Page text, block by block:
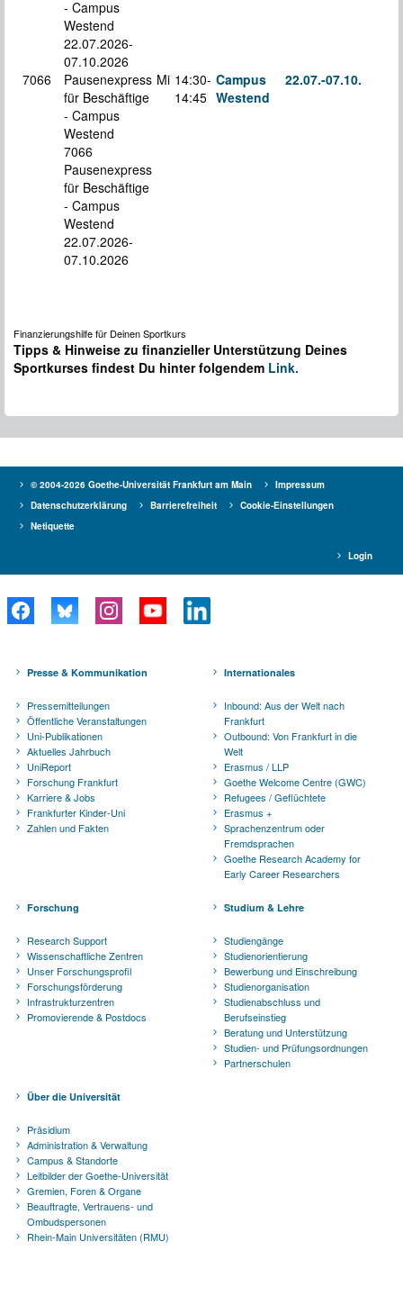
- Campus
Westend
22.07.2026-
07.10.2026
7066
Pausenexpress
für Beschäftige
- Campus
Westend
7066
Pausenexpress
für Beschäftige
- Campus
Westend
22.07.2026-
07.10.2026
Mi 14:30-
14:45
Campus
Westend
22.07.-07.10.
Finanzierungshilfe für Deinen Sportkurs
Tipps & Hinweise zu finanzieller Unterstützung Deines
Sportkurses findest Du hinter folgendem Link.
© 2004-2026 Goethe-Universität Frankfurt am Main
Impressum
Datenschutzerklärung
Barrierefreiheit
Cookie-Einstellungen
Netiquette
Login
Presse & Kommunikation
Pressemitteilungen
Öffentliche Veranstaltungen
Uni-Publikationen
Aktuelles Jahrbuch
UniReport
Forschung Frankfurt
Karriere & Jobs
Frankfurter Kinder-Uni
Zahlen und Fakten
Internationales
Inbound: Aus der Welt nach
Frankfurt
Outbound: Von Frankfurt in die
Welt
Erasmus / LLP
Goethe Welcome Centre (GWC)
Refugees / Geflüchtete
Erasmus +
Sprachenzentrum oder
Fremdsprachen
Goethe Research Academy for
Early Career Researchers
Forschung
Research Support
Wissenschaftliche Zentren
Unser Forschungsprofil
Forschungsförderung
Infrastrukturzentren
Promovierende & Postdocs
Studium & Lehre
Studiengänge
Studienorientierung
Bewerbung und Einschreibung
Studienorganisation
Studienabschluss und
Berufseinstieg
Beratung und Unterstützung
Studien- und Prüfungsordnungen
Partnerschulen
Über die Universität
Präsidium
Administration & Verwaltung
Campus & Standorte
Leitbilder der Goethe-Universität
Gremien, Foren & Organe
Beauftragte, Vertrauens- und
Ombudspersonen
Rhein-Main Universitäten (RMU)